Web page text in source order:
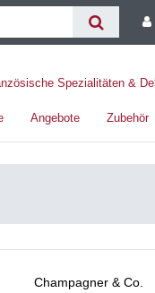
Spezialitäten &
Angebote Zubehör
Champagner & Co.